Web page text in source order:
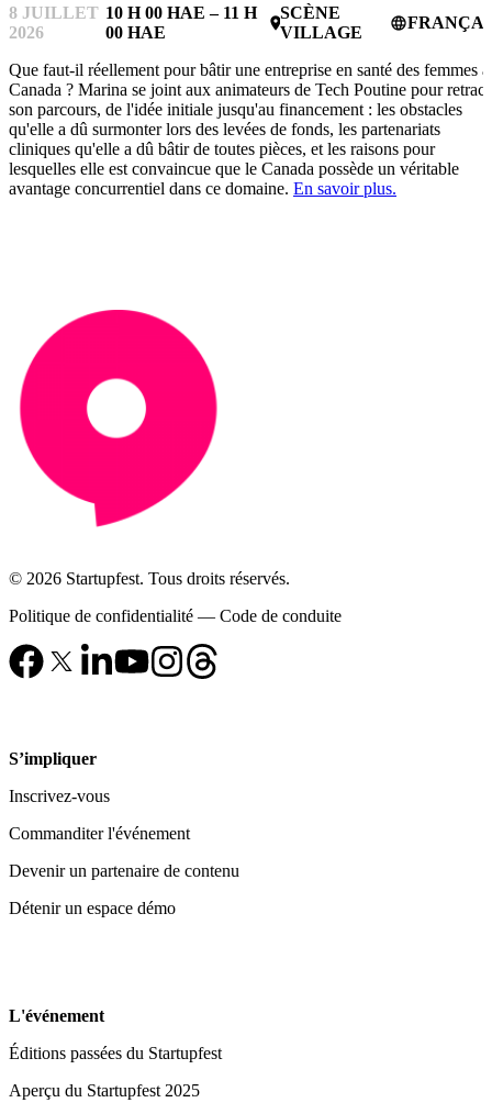
8 JUILLET
2026
10 H 00 HAE – 11 H
00 HAE
place
SCÈNE
VILLAGE
language
Que faut-il réellement pour bâtir une entreprise en santé des femmes
Canada ? Marina se joint aux animateurs de Tech Poutine pour
son parcours, de l'idée initiale jusqu'au financement : les obstacles
qu'elle a dû surmonter lors des levées de fonds, les partenariats
cliniques qu'elle a dû bâtir de toutes pièces, et les raisons pour
lesquelles elle est convaincue que le Canada possède un véritable
avantage concurrentiel dans ce domaine. En savoir plus.
© 2026 Startupfest. Tous droits réservés.
Politique de confidentialité — Code de conduite
S’impliquer
Inscrivez-vous
Commanditer l'événement
Devenir un partenaire de contenu
Détenir un espace démo
L'événement
Éditions passées du Startupfest
Aperçu du Startupfest 2025